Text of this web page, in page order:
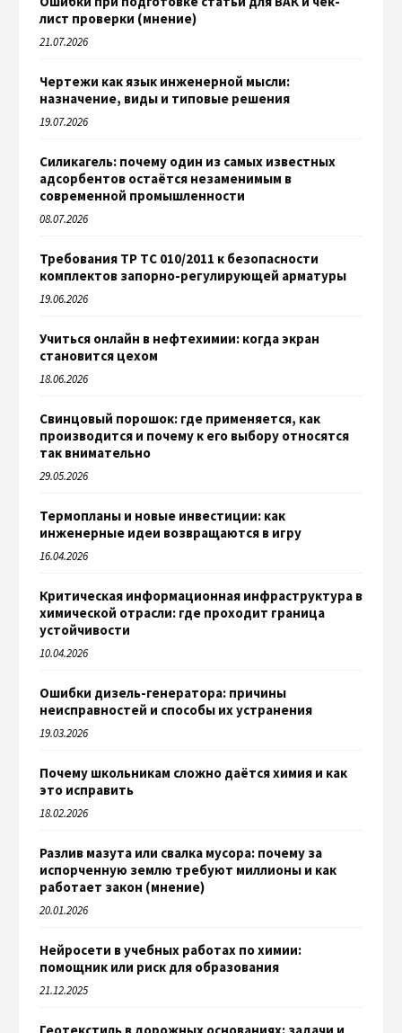
лист проверки (мнение)
21.07.2026
Чертежи как язык инженерной мысли:
назначение, виды и типовые решения
19.07.2026
Силикагель: почему один из самых известных
адсорбентов остаётся незаменимым в
современной промышленности
08.07.2026
Требования ТР ТС 010/2011 к безопасности
комплектов запорно-регулирующей арматуры
19.06.2026
Учиться онлайн в нефтехимии: когда экран
становится цехом
18.06.2026
Свинцовый порошок: где применяется, как
производится и почему к его выбору относятся
так внимательно
29.05.2026
Термопланы и новые инвестиции: как
инженерные идеи возвращаются в игру
16.04.2026
Критическая информационная инфраструктура в
химической отрасли: где проходит граница
устойчивости
10.04.2026
Ошибки дизель-генератора: причины
неисправностей и способы их устранения
19.03.2026
Почему школьникам сложно даётся химия и как
это исправить
18.02.2026
Разлив мазута или свалка мусора: почему за
испорченную землю требуют миллионы и как
работает закон (мнение)
20.01.2026
Нейросети в учебных работах по химии:
помощник или риск для образования
21.12.2025